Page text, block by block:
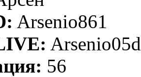
Arsenio861
56